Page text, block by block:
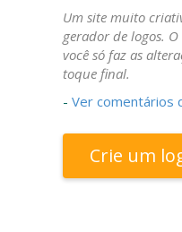
Um site muito
gerador de logos.
você só faz as
toque final.
- Ver comentários
Crie um